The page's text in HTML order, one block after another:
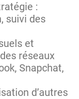
:
suivi des
et
réseaux
Snapchat,
d’autres